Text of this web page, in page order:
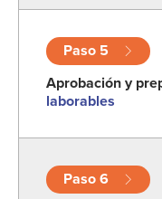
Paso 5
Aprobación y
laborables
Paso 6